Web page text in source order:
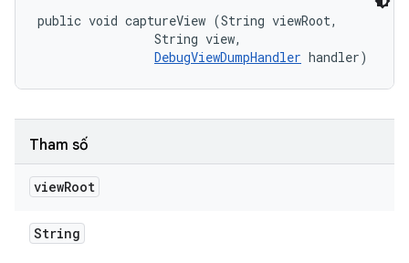
public void captureView (String viewRoot,
                String view,
DebugViewDumpHandler handler)
Tham số
viewRoot
String